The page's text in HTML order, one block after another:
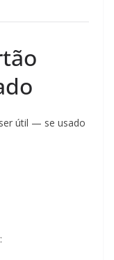
útil — se usado